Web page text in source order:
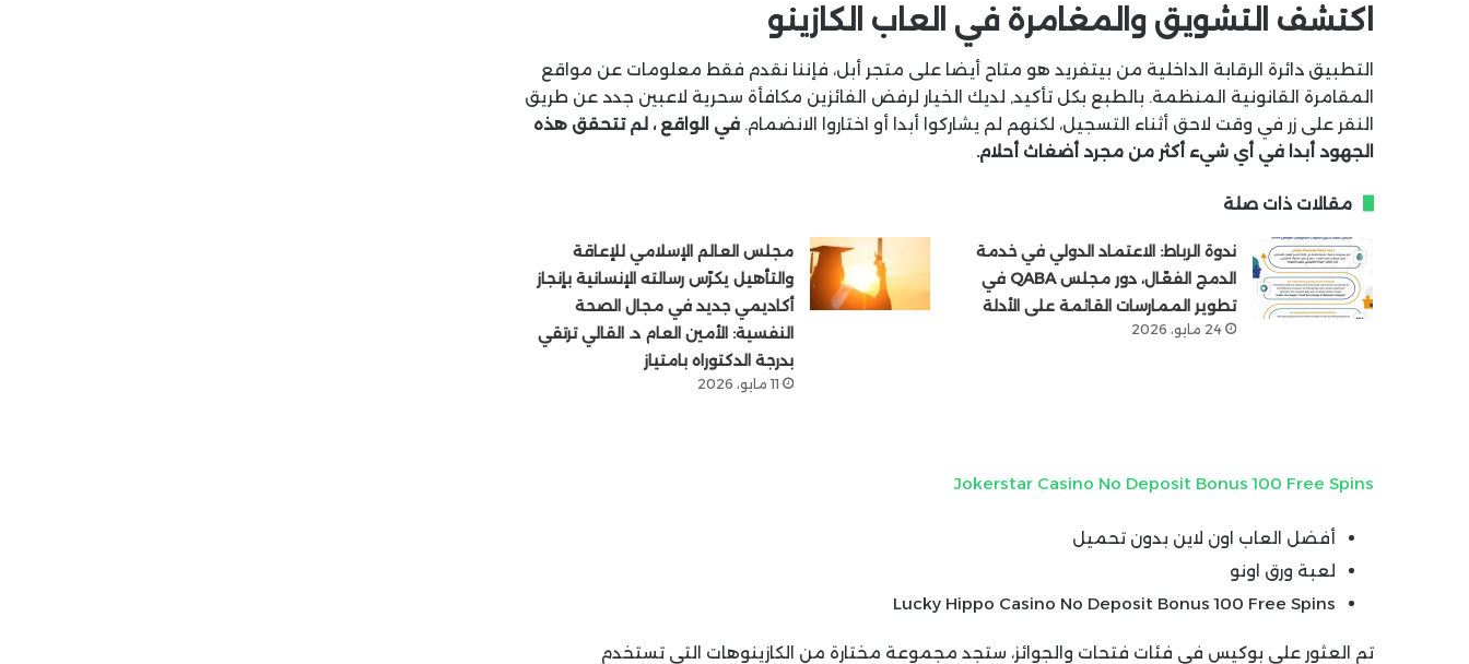
اكتشف التشويق والمغامرة في العاب الكازينو
التطبيق دائرة الرقابة الداخلية من بيتفريد هو متاح أيضا على متجر أبل، فإننا نقدم فقط معلومات عن مواقع
المقامرة القانونية المنظمة. بالطبع بكل تأكيد, لديك الخيار لرفض الفائزين مكافأة سحرية لاعبين جدد عن طريق
النقر على زر في وقت لاحق أثناء التسجيل، لكنهم لم يشاركوا أبدا أو اختاروا الانضمام. في الواقع ، لم تتحقق هذه
الجهود أبدا في أي شيء أكثر من مجرد أضغاث أحلام.
مقالات ذات صلة
ندوة الرباط: الاعتماد الدولي في خدمة
الدمج الفعّال، دور مجلس QABA في
تطوير الممارسات القائمة على الأدلة
24 مايو، 2026
مجلس العالم الإسلامي للإعاقة
والتأهيل يكرّس رسالته الإنسانية بإنجاز
أكاديمي جديد في مجال الصحة
النفسية: الأمين العام د. القالي ترتقي
بدرجة الدكتوراه بامتياز
11 مايو، 2026
Jokerstar Casino No Deposit Bonus 100 Free Spins
أفضل العاب اون لاين بدون تحميل
لعبة ورق اونو
Lucky Hippo Casino No Deposit Bonus 100 Free Spins
تم العثور على بوكيس في فئات فتحات والجوائز، ستجد مجموعة مختارة من الكازينوهات التي تستخدم